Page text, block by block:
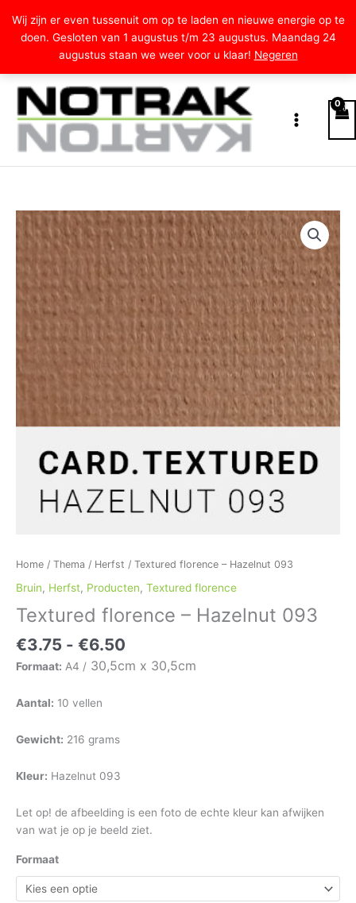
Wij zijn er even tussenuit om op te laden en nieuwe energie op te
doen. Gesloten van 1 augustus t/m 23 augustus. Maandag 24
augustus staan we weer voor u klaar! Negeren
naar
Home / Thema / Herfst / Textured florence – Hazelnut 093
Bruin, Herfst, Producten, Textured florence
Textured florence – Hazelnut 093
€3.75 - €6.50
Prijsklasse:
€3.75
tot
€6.50
Formaat: A4 / 30,5cm x 30,5cm
Aantal: 10 vellen
Gewicht: 216 grams
Kleur: Hazelnut 093
Let op! de afbeelding is een foto de echte kleur kan afwijken
van wat je op je beeld ziet.
Formaat
Textured
florence
-
Hazelnut
093
aantal